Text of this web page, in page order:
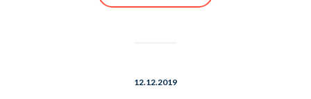
12.12.2019